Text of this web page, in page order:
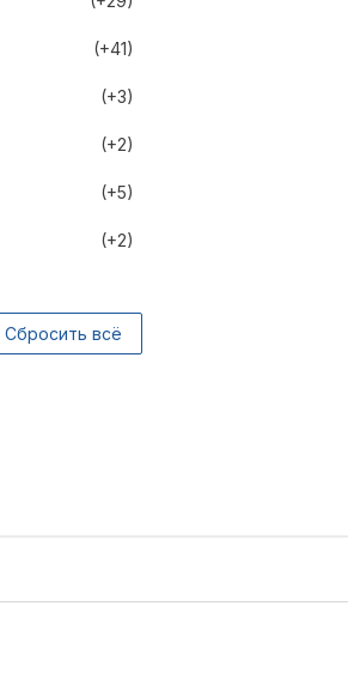
(+41)
(+3)
(+2)
(+5)
(+2)
Сбросить всё